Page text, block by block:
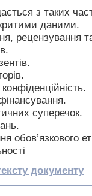
з таких
даними.
рецензування
суперечок.
обов’язкового
документу